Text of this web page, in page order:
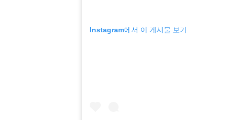
Instagram에서 이 게시물 보기